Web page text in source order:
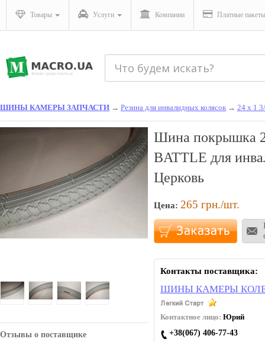
Товары Услуги Компании Платные пакеты
ШИНЫ КАМЕРЫ ЗАПЧАСТИ → Резина для инвалидных колясок → 24 х 1
Отзывы о поставщике
Шина покрышка
BATTLE для
Церковь
Цена: 265 грн./шт.
Контакты поставщика:
ШИНЫ КАМЕРЫ
Контактное лицо: Юрий
+38(067) 406-77-43